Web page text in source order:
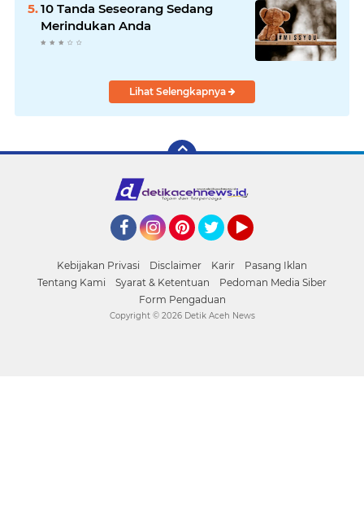
10 Tanda Seseorang Sedang
Merindukan Anda
Lihat Selengkapnya
Kebijakan Privasi Disclaimer Karir
Pasang Iklan
Tentang Kami
Syarat & Ketentuan
Pedoman Media Siber
Form Pengaduan
Copyright © 2026 Detik Aceh News